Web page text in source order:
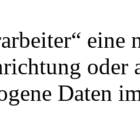
eine
oder
Daten